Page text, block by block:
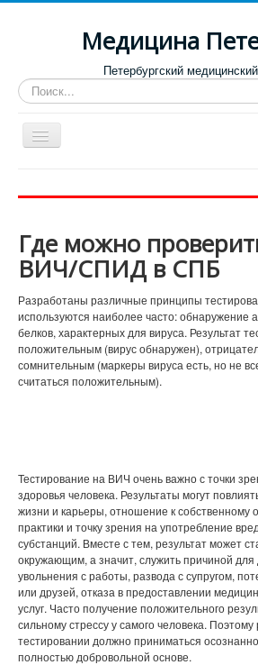
Медицина
Петербургский
Искать...
Toggle
Navigation
Роддома и женские консультации
Диспансеры
Лучшие клиники по направлениям
Отзывы о медицинских учреждениях
Где можно
ВИЧ/СПИД в СПБ
Разработаны различные принципы
используются наиболее часто: обнаружение
белков, характерных для вируса. Результат
положительным (вирус обнаружен),
сомнительным (маркеры вируса есть, но не
считаться положительным).
Тестирование на ВИЧ очень важно с точки
здоровья человека. Результаты могут
жизни и карьеры, отношение к собственному
практики и точку зрения на употребление
субстанций. Вместе с тем, результат может
окружающим, а значит, служить причиной
увольнения с работы, развода с супругом,
или друзей, отказа в предоставлении
услуг. Часто получение положительного
сильному стрессу у самого человека.
тестировании должно приниматься
полностью добровольной основе.